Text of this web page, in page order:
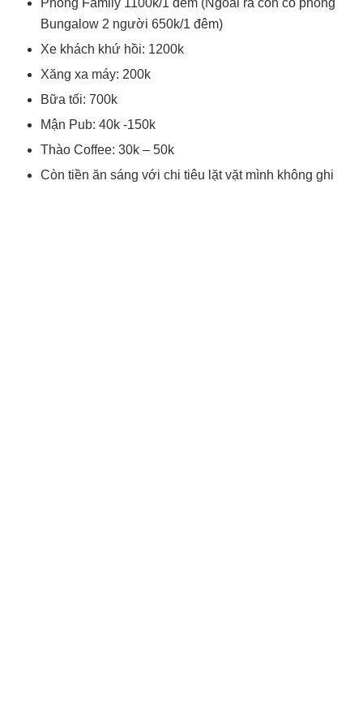
Phòng Family 1100k/1 đêm (Ngoài ra còn có phòng
Bungalow 2 người 650k/1 đêm)
Xe khách khứ hồi: 1200k
Xăng xa máy: 200k
Bữa tối: 700k
Mận Pub: 40k -150k
Thào Coffee: 30k – 50k
Còn tiền ăn sáng với chi tiêu lặt vặt mình không ghi